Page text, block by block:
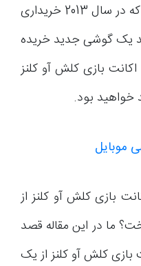
آخر عمر از همان گوشی قدیمی که در سال 2013 خریداری
یک گوشی جدید خریده
بازی کلش آو کلنز
بود.
موبایل
بازی کلش آو کلنز از
ما در این مقاله قصد
بازی کلش آو کلنز از یک